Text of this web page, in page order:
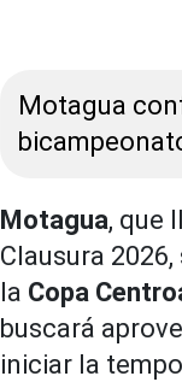
Motagua
Motagua, que
Clausura
la Copa
buscará
iniciar la